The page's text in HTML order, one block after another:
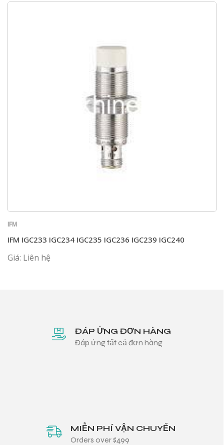
IFM
IFM IGC233 IGC234 IGC235 IGC236 IGC239 IGC240
Giá: Liên hệ
ĐÁP ỨNG ĐƠN HÀNG
Đáp ứng tất cả đơn hàng
MIỄN PHÍ VẬN CHUYỂN
Orders over $499